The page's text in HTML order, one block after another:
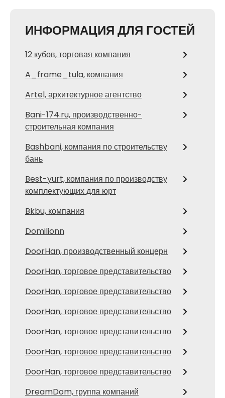
ИНФОРМАЦИЯ ДЛЯ ГОСТЕЙ
12 кубов, торговая компания
A_frame_tula, компания
Artel, архитектурное агентство
Bani-174.ru, производственно-
строительная компания
Bashbani, компания по строительству
бань
Best-yurt, компания по производству
комплектующих для юрт
Bkbu, компания
Domilionn
DoorHan, производственный концерн
DoorHan, торговое представительство
DoorHan, торговое представительство
DoorHan, торговое представительство
DoorHan, торговое представительство
DoorHan, торговое представительство
DoorHan, торговое представительство
DreamDom, группа компаний